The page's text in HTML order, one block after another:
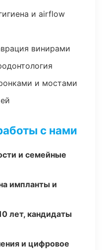
и airflow
винирами
и мостами
с нами
и семейные
импланты и
лет, кандидаты
и цифровое